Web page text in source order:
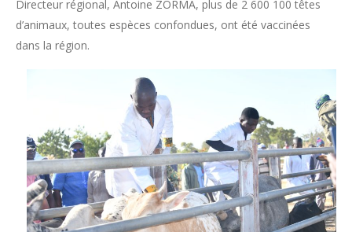
Directeur régional, Antoine ZORMA, plus de 2 600 100 têtes
d’animaux, toutes espèces confondues, ont été vaccinées
dans la région.